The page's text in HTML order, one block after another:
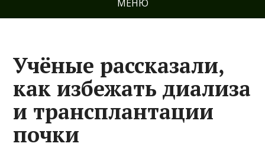
МЕНЮ
Учёные рассказали,
как избежать диализа
и трансплантации
почки